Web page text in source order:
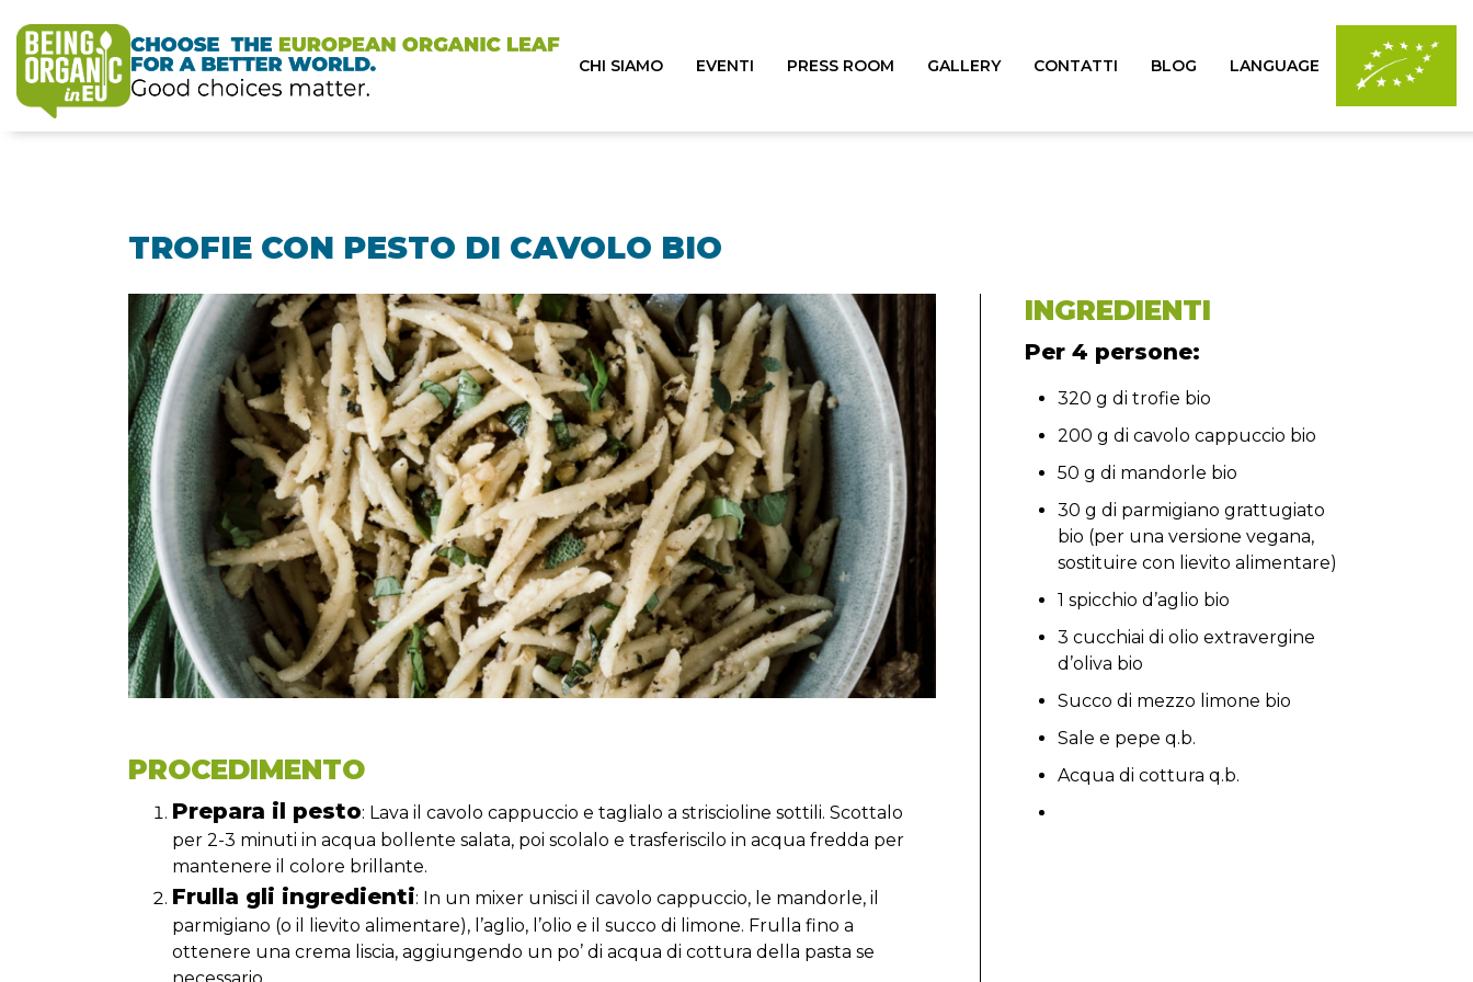
CHI SIAMO EVENTI PRESS ROOM GALLERY CONTATTI BLOG LANGUAGE
TROFIE CON PESTO DI CAVOLO BIO
PROCEDIMENTO
Prepara il pesto: Lava il cavolo cappuccio e taglialo a striscioline sottili. Scottalo
per 2-3 minuti in acqua bollente salata, poi scolalo e trasferiscilo in acqua fredda per
mantenere il colore brillante.
Frulla gli ingredienti: In un mixer unisci il cavolo cappuccio, le mandorle, il
parmigiano (o il lievito alimentare), l’aglio, l’olio e il succo di limone. Frulla fino a
ottenere una crema liscia, aggiungendo un po’ di acqua di cottura della pasta se
necessario.
INGREDIENTI
Per 4 persone:
320 g di trofie bio
200 g di cavolo cappuccio bio
50 g di mandorle bio
30 g di parmigiano grattugiato
bio (per una versione vegana,
sostituire con lievito alimentare)
1 spicchio d’aglio bio
3 cucchiai di olio extravergine
d’oliva bio
Succo di mezzo limone bio
Sale e pepe q.b.
Acqua di cottura q.b.